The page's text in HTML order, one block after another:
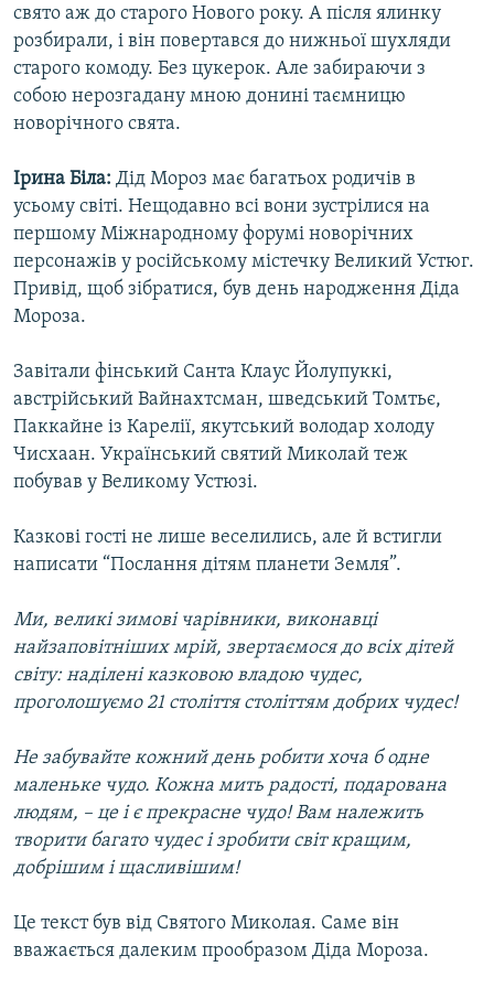
свято аж до старого Нового року. А після ялинку
розбирали, і він повертався до нижньої шухляди
старого комоду. Без цукерок. Але забираючи з
собою нерозгадану мною донині таємницю
новорічного свята.
Ірина Біла: Дід Мороз має багатьох родичів в
усьому світі. Нещодавно всі вони зустрілися на
першому Міжнародному форумі новорічних
персонажів у російському містечку Великий Устюг.
Привід, щоб зібратися, був день народження Діда
Мороза.
Завітали фінський Санта Клаус Йолупуккі,
австрійський Вайнахтсман, шведський Томтьє,
Паккайне із Карелії, якутський володар холоду
Чисхаан. Український святий Миколай теж
побував у Великому Устюзі.
Казкові гості не лише веселились, але й встигли
написати “Послання дітям планети Земля”.
Ми, великі зимові чарівники, виконавці
найзаповітніших мрій, звертаємося до всіх дітей
світу: наділені казковою владою чудес,
проголошуємо 21 століття століттям добрих чудес!
Не забувайте кожний день робити хоча б одне
маленьке чудо. Кожна мить радості, подарована
людям, – це і є прекрасне чудо! Вам належить
творити багато чудес і зробити світ кращим,
добрішим і щасливішим!
Це текст був від Святого Миколая. Саме він
вважається далеким прообразом Діда Мороза.